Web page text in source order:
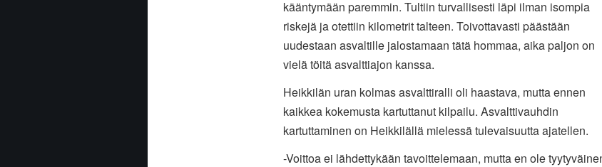
kääntymään paremmin. Tultiin turvallisesti läpi ilman isompia
riskejä ja otettiin kilometrit talteen. Toivottavasti päästään
uudestaan asvaltille jalostamaan tätä hommaa, aika paljon on
vielä töitä asvalttiajon kanssa.
Heikkilän uran kolmas asvalttiralli oli haastava, mutta ennen
kaikkea kokemusta kartuttanut kilpailu. Asvalttivauhdin
kartuttaminen on Heikkilällä mielessä tulevaisuutta ajatellen.
-Voittoa ei lähdettykään tavoittelemaan, mutta en ole